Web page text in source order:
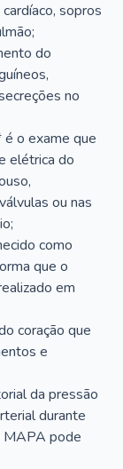
sopros
do
no
o exame que
elétrica do
ou nas
como
que o
em
coração que
e
da pressão
durante
MAPA pode